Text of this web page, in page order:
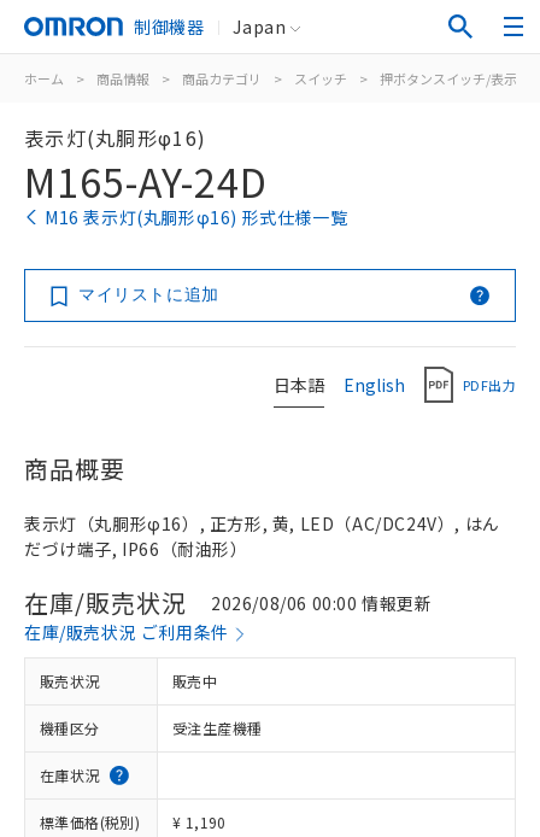
制御機器 Japan
ホーム > 商品情報 > 商品カテゴリ > スイッチ > 押ボタンスイッチ/表示灯
表示灯(丸胴形φ16)
M165-AY-24D
M16 表示灯(丸胴形φ16) 形式仕様一覧
マイリストに追加
日本語 English PDF出力
商品概要
表示灯（丸胴形φ16）, 正方形, 黄, LED（AC/DC24V）, はん
だづけ端子, IP66（耐油形）
在庫/販売状況
2026/08/06 00:00 情報更新
在庫/販売状況 ご利用条件
販売状況 販売中
機種区分 受注生産機種
在庫状況
標準価格(税別) ¥ 1,190